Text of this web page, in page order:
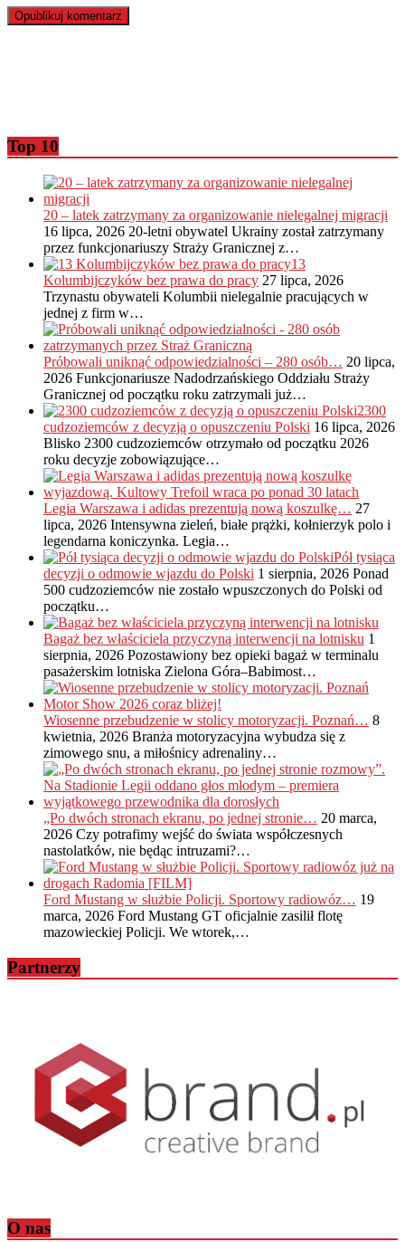
Top 10
20 – latek zatrzymany za organizowanie nielegalnej migracji
16 lipca, 2026 20-letni obywatel Ukrainy został zatrzymany
przez funkcjonariuszy Straży Granicznej z…
13
Kolumbijczyków bez prawa do pracy 27 lipca, 2026
Trzynastu obywateli Kolumbii nielegalnie pracujących w
jednej z firm w…
Próbowali uniknąć odpowiedzialności – 280 osób… 20 lipca,
2026 Funkcjonariusze Nadodrzańskiego Oddziału Straży
Granicznej od początku roku zatrzymali już…
2300
cudzoziemców z decyzją o opuszczeniu Polski 16 lipca, 2026
Blisko 2300 cudzoziemców otrzymało od początku 2026
roku decyzje zobowiązujące…
Legia Warszawa i adidas prezentują nową koszulkę… 27
lipca, 2026 Intensywna zieleń, białe prążki, kołnierzyk polo i
legendarna koniczynka. Legia…
Pół tysiąca
decyzji o odmowie wjazdu do Polski 1 sierpnia, 2026 Ponad
500 cudzoziemców nie zostało wpuszczonych do Polski od
początku…
Bagaż bez właściciela przyczyną interwencji na lotnisku 1
sierpnia, 2026 Pozostawiony bez opieki bagaż w terminalu
pasażerskim lotniska Zielona Góra–Babimost…
Wiosenne przebudzenie w stolicy motoryzacji. Poznań… 8
kwietnia, 2026 Branża motoryzacyjna wybudza się z
zimowego snu, a miłośnicy adrenaliny…
„Po dwóch stronach ekranu, po jednej stronie… 20 marca,
2026 Czy potrafimy wejść do świata współczesnych
nastolatków, nie będąc intruzami?…
Ford Mustang w służbie Policji. Sportowy radiowóz… 19
marca, 2026 Ford Mustang GT oficjalnie zasilił flotę
mazowieckiej Policji. We wtorek,…
Partnerzy
O nas